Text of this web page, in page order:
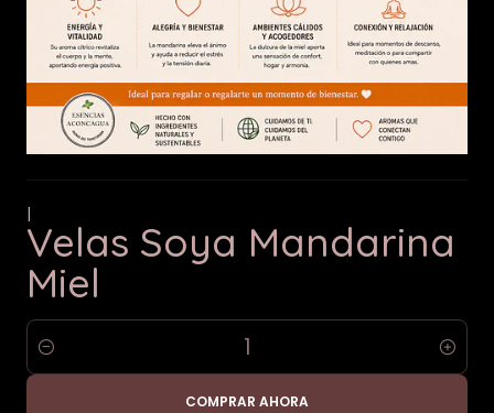
|
Velas Soya Mandarina
Miel
Cantidad
COMPRAR AHORA